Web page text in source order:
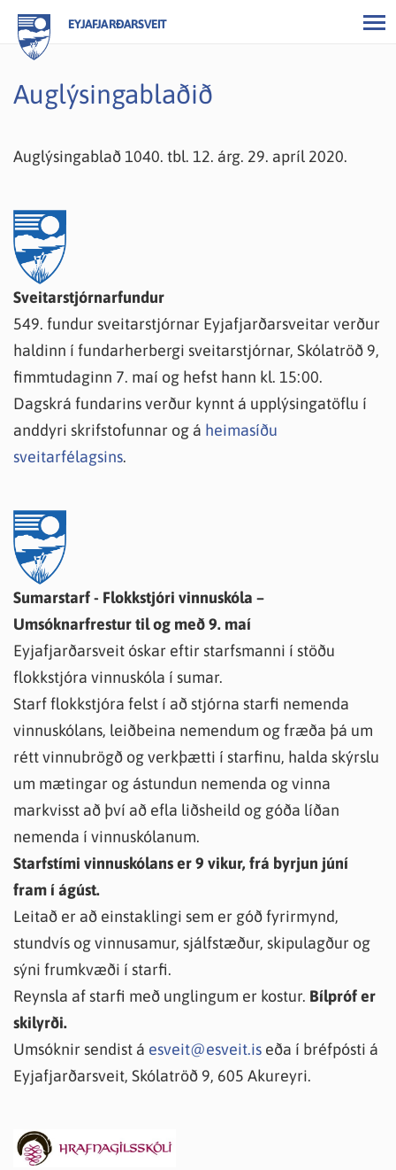
EYJAFJARÐARSVEIT
Auglýsingablaðið
Auglýsingablað 1040. tbl. 12. árg. 29. apríl 2020.
Sveitarstjórnarfundur
549. fundur sveitarstjórnar Eyjafjarðarsveitar verður
haldinn í fundarherbergi sveitarstjórnar, Skólatröð 9,
fimmtudaginn 7. maí og hefst hann kl. 15:00.
Dagskrá fundarins verður kynnt á upplýsingatöflu í
anddyri skrifstofunnar og á heimasíðu
sveitarfélagsins.
Sumarstarf - Flokkstjóri vinnuskóla –
Umsóknarfrestur til og með 9. maí
Eyjafjarðarsveit óskar eftir starfsmanni í stöðu
flokkstjóra vinnuskóla í sumar.
Starf flokkstjóra felst í að stjórna starfi nemenda
vinnuskólans, leiðbeina nemendum og fræða þá um
rétt vinnubrögð og verkþætti í starfinu, halda skýrslu
um mætingar og ástundun nemenda og vinna
markvisst að því að efla liðsheild og góða líðan
nemenda í vinnuskólanum.
Starfstími vinnuskólans er 9 vikur, frá byrjun júní
fram í ágúst.
Leitað er að einstaklingi sem er góð fyrirmynd,
stundvís og vinnusamur, sjálfstæður, skipulagður og
sýni frumkvæði í starfi.
Reynsla af starfi með unglingum er kostur. Bílpróf er
skilyrði.
Umsóknir sendist á esveit@esveit.is eða í bréfpósti á
Eyjafjarðarsveit, Skólatröð 9, 605 Akureyri.